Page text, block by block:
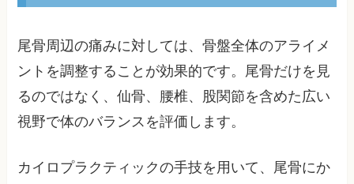
尾骨周辺の痛みに対しては、骨盤全体のアライメ
ントを調整することが効果的です。尾骨だけを見
るのではなく、仙骨、腰椎、股関節を含めた広い
視野で体のバランスを評価します。
カイロプラクティックの手技を用いて、尾骨にか